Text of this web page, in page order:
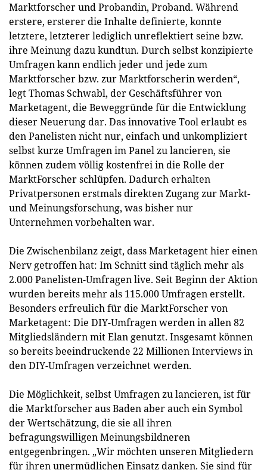
Marktforscher und Probandin, Proband. Während
erstere, ersterer die Inhalte definierte, konnte
letztere, letzterer lediglich unreflektiert seine bzw.
ihre Meinung dazu kundtun. Durch selbst konzipierte
Umfragen kann endlich jeder und jede zum
Marktforscher bzw. zur Marktforscherin werden“,
legt Thomas Schwabl, der Geschäftsführer von
Marketagent, die Beweggründe für die Entwicklung
dieser Neuerung dar. Das innovative Tool erlaubt es
den Panelisten nicht nur, einfach und unkompliziert
selbst kurze Umfragen im Panel zu lancieren, sie
können zudem völlig kostenfrei in die Rolle der
MarktForscher schlüpfen. Dadurch erhalten
Privatpersonen erstmals direkten Zugang zur Markt-
und Meinungsforschung, was bisher nur
Unternehmen vorbehalten war.
Die Zwischenbilanz zeigt, dass Marketagent hier einen
Nerv getroffen hat: Im Schnitt sind täglich mehr als
2.000 Panelisten-Umfragen live. Seit Beginn der Aktion
wurden bereits mehr als 115.000 Umfragen erstellt.
Besonders erfreulich für die MarktForscher von
Marketagent: Die DIY-Umfragen werden in allen 82
Mitgliedsländern mit Elan genutzt. Insgesamt können
so bereits beeindruckende 22 Millionen Interviews in
den DIY-Umfragen verzeichnet werden.
Die Möglichkeit, selbst Umfragen zu lancieren, ist für
die Marktforscher aus Baden aber auch ein Symbol
der Wertschätzung, die sie all ihren
befragungswilligen Meinungsbildneren
entgegenbringen. „Wir möchten unseren Mitgliedern
für ihren unermüdlichen Einsatz danken. Sie sind für